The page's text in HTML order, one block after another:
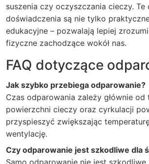
suszenia czy oczyszczania cieczy. Te
doświadczenia są nie tylko
edukacyjne – pozwalają lepiej
fizyczne zachodzące wokół nas.
FAQ dotyczące
Jak szybko przebiega odparowanie?
Czas odparowania zależy głównie od
powierzchni cieczy oraz cyrkulacji
przyspieszyć zwiększając
wentylację.
Czy odparowanie jest szkodliwe dla